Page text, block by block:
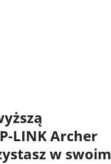
LINK Archer
w swoim